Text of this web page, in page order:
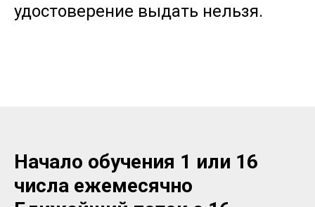
удостоверение выдать нельзя.
Начало обучения 1 или 16
числа ежемесячно